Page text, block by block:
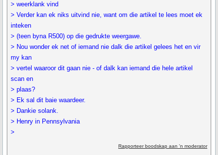
> weerklank vind
> Verder kan ek niks uitvind nie, want om die artikel te lees moet ek
inteken
> (teen byna R500) op die gedrukte weergawe.
> Nou wonder ek net of iemand nie dalk die artikel gelees het en vir
my kan
> vertel waaroor dit gaan nie - of dalk kan iemand die hele artikel
scan en
> plaas?
> Ek sal dit baie waardeer.
> Dankie solank.
> Henry in Pennsylvania
>
Rapporteer boodskap aan 'n moderator